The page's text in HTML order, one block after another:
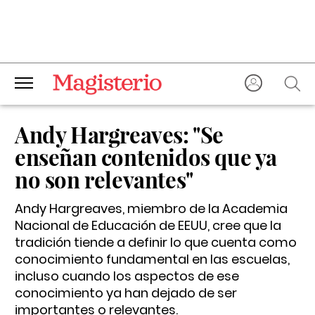
Andy Hargreaves: "Se
enseñan contenidos que ya
no son relevantes"
Andy Hargreaves, miembro de la Academia
Nacional de Educación de EEUU, cree que la
tradición tiende a definir lo que cuenta como
conocimiento fundamental en las escuelas,
incluso cuando los aspectos de ese
conocimiento ya han dejado de ser
importantes o relevantes.